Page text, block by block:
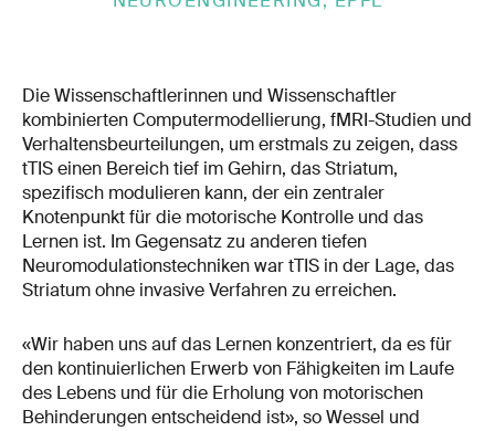
Die Wissenschaftlerinnen und Wissenschaftler
kombinierten Computermodellierung, fMRI-Studien und
Verhaltensbeurteilungen, um erstmals zu zeigen, dass
tTIS einen Bereich tief im Gehirn, das Striatum,
spezifisch modulieren kann, der ein zentraler
Knotenpunkt für die motorische Kontrolle und das
Lernen ist. Im Gegensatz zu anderen tiefen
Neuromodulationstechniken war tTIS in der Lage, das
Striatum ohne invasive Verfahren zu erreichen.
«Wir haben uns auf das Lernen konzentriert, da es für
den kontinuierlichen Erwerb von Fähigkeiten im Laufe
des Lebens und für die Erholung von motorischen
Behinderungen entscheidend ist», so Wessel und